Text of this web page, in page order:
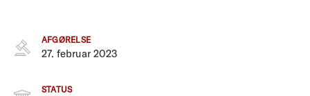
AFGØRELSE
27. februar 2023
STATUS